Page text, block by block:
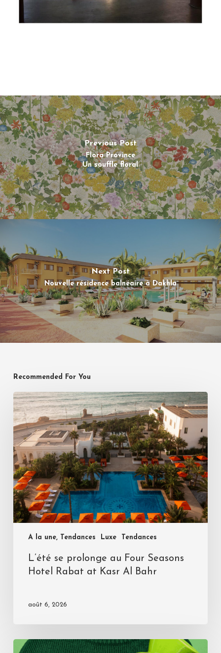
Previous Post
Flora Province
Un souffle floral
Next Post
Nouvelle résidence balnéaire à Dakhla
Recommended For You
A la une, Tendances Luxe Tendances
L’été se prolonge au Four Seasons
Hotel Rabat at Kasr Al Bahr
août 6, 2026